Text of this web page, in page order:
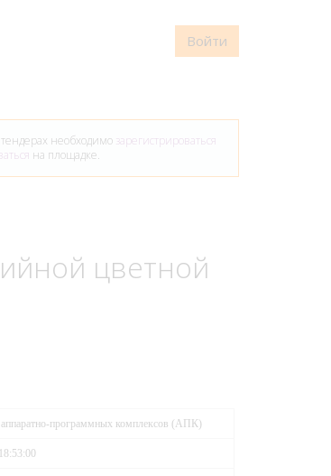
Войти
необходимо зарегистрироваться
на площадке.
цветной
программных комплексов (АПК)